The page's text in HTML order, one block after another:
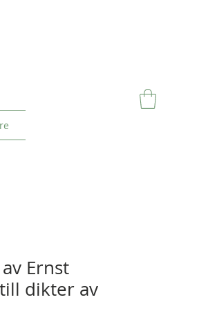
Ernst
dikter av